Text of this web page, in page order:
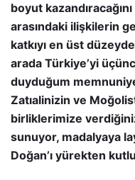
boyut
arasındaki ilişkilerin
katkıyı en üst
arada Türkiye’yi
duyduğum
Zatıalinizin ve
birliklerimize
sunuyor, madalyaya
Doğan’ı yürekten